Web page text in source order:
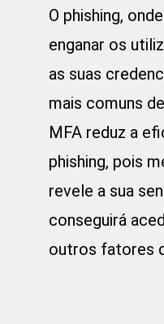
O phishing,
enganar os
as suas
mais comuns
MFA reduz a
phishing, pois
revele a sua
conseguirá
outros fatores